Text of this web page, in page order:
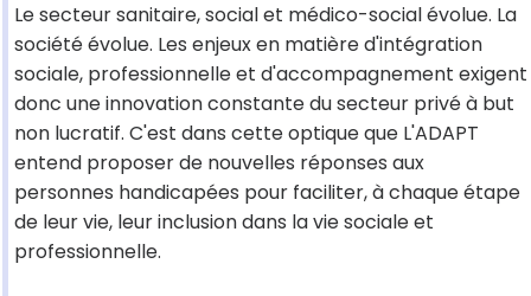
Le secteur sanitaire, social et médico-social évolue. La
société évolue. Les enjeux en matière d'intégration
sociale, professionnelle et d'accompagnement exigent
donc une innovation constante du secteur privé à but
non lucratif. C'est dans cette optique que L'ADAPT
entend proposer de nouvelles réponses aux
personnes handicapées pour faciliter, à chaque étape
de leur vie, leur inclusion dans la vie sociale et
professionnelle.